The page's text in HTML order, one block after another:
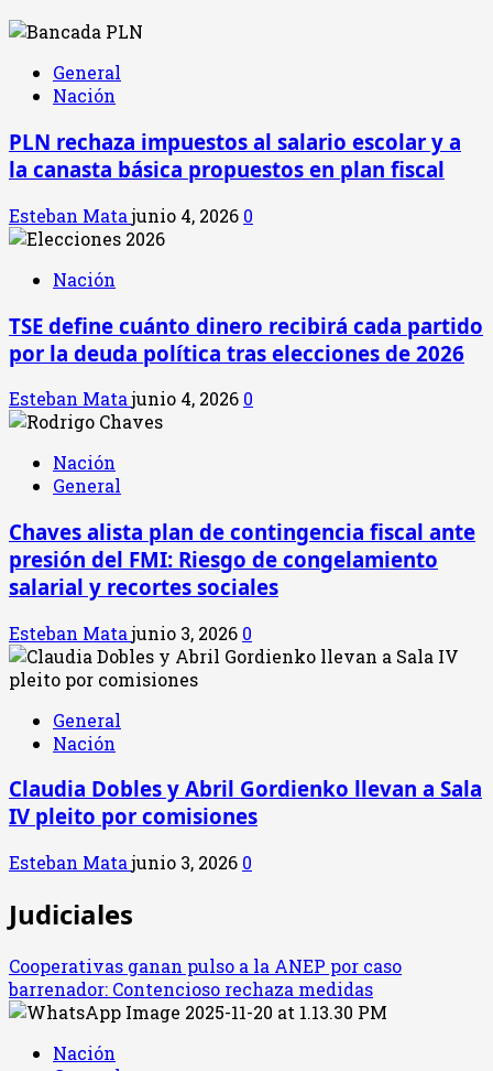
General
Nación
PLN rechaza impuestos al salario escolar y a
la canasta básica propuestos en plan fiscal
Esteban Matajunio 4, 2026 0
Nación
TSE define cuánto dinero recibirá cada partido
por la deuda política tras elecciones de 2026
Esteban Matajunio 4, 2026 0
Nación
General
Chaves alista plan de contingencia fiscal ante
presión del FMI: Riesgo de congelamiento
salarial y recortes sociales
Esteban Matajunio 3, 2026 0
General
Nación
Claudia Dobles y Abril Gordienko llevan a Sala
IV pleito por comisiones
Esteban Matajunio 3, 2026 0
Judiciales
Cooperativas ganan pulso a la ANEP por caso
barrenador: Contencioso rechaza medidas
Nación